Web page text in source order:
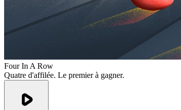
Four In A Row
Quatre d'affilée. Le premier à gagner.